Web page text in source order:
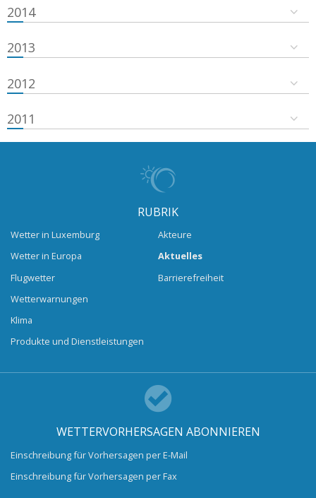
2014
2013
2012
2011
RUBRIK
Wetter in Luxemburg
Wetter in Europa
Flugwetter
Wetterwarnungen
Klima
Produkte und Dienstleistungen
Akteure
Aktuelles
Barrierefreiheit
WETTERVORHERSAGEN ABONNIEREN
Einschreibung für Vorhersagen per E-Mail
Einschreibung für Vorhersagen per Fax